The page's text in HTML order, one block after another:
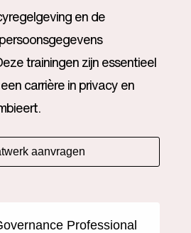
en de
trainingen zijn essentieel
carrière in privacy en
aanvragen
Professional